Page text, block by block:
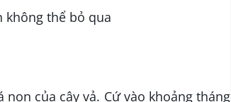
của cây vả. Cứ vào khoảng tháng